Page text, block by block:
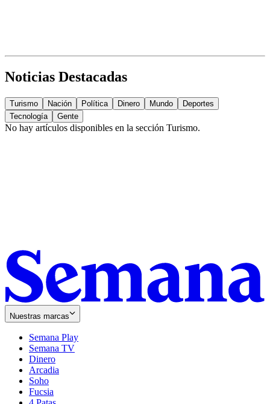
Noticias Destacadas
Turismo Nación Política Dinero Mundo
Deportes
Tecnología
Gente
No hay artículos disponibles en la sección Turismo.
Nuestras marcas
Semana Play
Semana TV
Dinero
Arcadia
Soho
in
Fucsia